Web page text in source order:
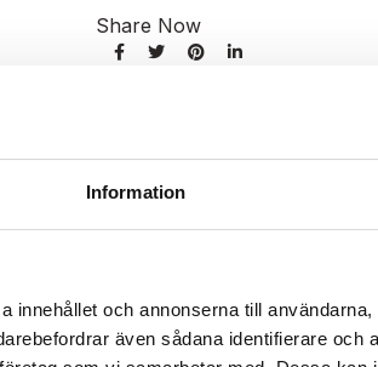
Information
innehållet och annonserna till
även sådana identifierare och
Share Now
High Availability.
and we bring But we ipsum dolor
laboreet dolore magna aliqua.
laboris…